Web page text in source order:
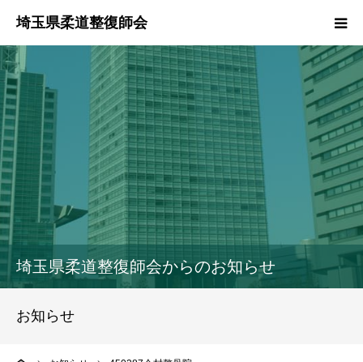
埼玉県柔道整復師会からのお知らせ
お知らせ
本会のご紹介
情報公開
柔道整復師とは
接骨院・整骨院検索